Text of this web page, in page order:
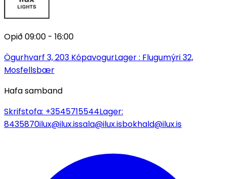
Opið 09:00 - 16:00
Ögurhvarf 3, 203 KópavogurLager : Flugumýri 32,
Mosfellsbær
Hafa samband
Skrifstofa: +3545715544Lager:
8435870ilux@ilux.issala@ilux.isbokhald@ilux.is